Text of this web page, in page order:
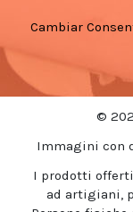
Cambiar
©
Immagini con
I prodotti
ad artigiani,